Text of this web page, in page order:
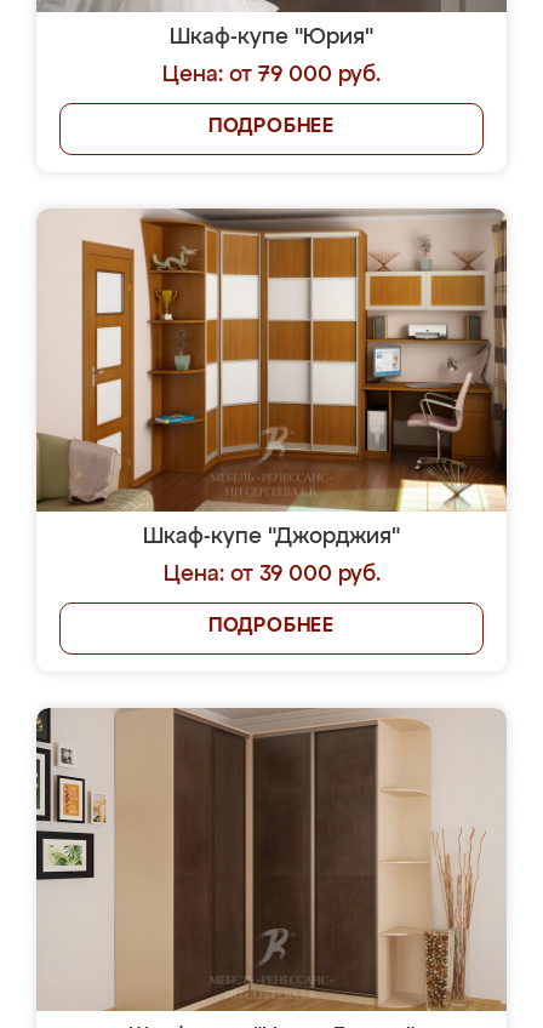
Шкаф-купе "Юрия"
Цена: от 79 000 руб.
ПОДРОБНЕЕ
Шкаф-купе "Джорджия"
Цена: от 39 000 руб.
ПОДРОБНЕЕ